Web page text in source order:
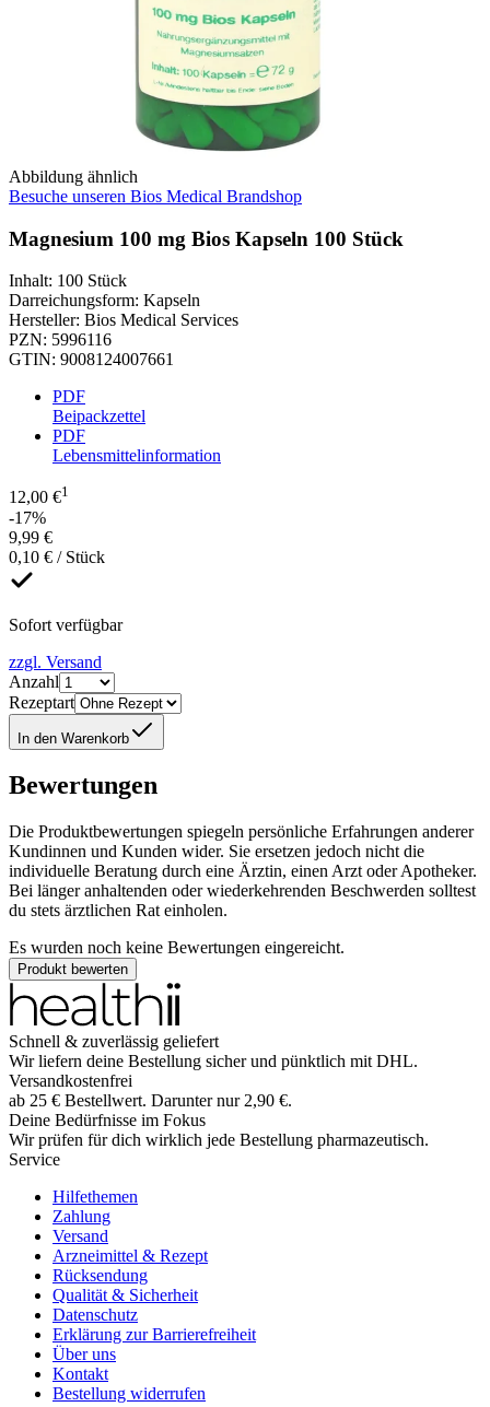
Abbildung ähnlich
Besuche unseren Bios Medical Brandshop
Magnesium 100 mg Bios Kapseln 100 Stück
Inhalt: 100 Stück
Darreichungsform: Kapseln
Hersteller: Bios Medical Services
PZN: 5996116
GTIN: 9008124007661
PDF
Beipackzettel
PDF
Lebensmittelinformation
12,00 €1
-17%
9,99 €
0,10 € / Stück
Sofort verfügbar
zzgl. Versand
Anzahl
Rezeptart
In den Warenkorb
Bewertungen
Die Produktbewertungen spiegeln persönliche Erfahrungen anderer
Kundinnen und Kunden wider. Sie ersetzen jedoch nicht die
individuelle Beratung durch eine Ärztin, einen Arzt oder Apotheker.
Bei länger anhaltenden oder wiederkehrenden Beschwerden solltest
du stets ärztlichen Rat einholen.
Es wurden noch keine Bewertungen eingereicht.
Produkt bewerten
Schnell & zuverlässig geliefert
Wir liefern deine Bestellung sicher und pünktlich mit DHL.
Versandkostenfrei
ab 25 € Bestellwert. Darunter nur 2,90 €.
Deine Bedürfnisse im Fokus
Wir prüfen für dich wirklich jede Bestellung pharmazeutisch.
Service
Hilfethemen
Zahlung
Versand
Arzneimittel & Rezept
Rücksendung
Qualität & Sicherheit
Datenschutz
Erklärung zur Barrierefreiheit
Über uns
Kontakt
Bestellung widerrufen